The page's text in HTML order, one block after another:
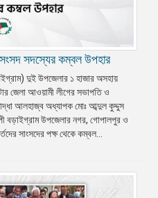
সংসদ সদস্যের কম্বল উপহার
দুই উপজেলার ১ হাজার অসহায়
জেলা আওয়ামী লীগের সভাপতি ও
আলহাজ্ব অধ্যাপক মোঃ আব্দুল কুদ্দুস
বড়াইগ্রাম উপজেলার নগর, গোপালপুর ও
সাংসদের পক্ষ থেকে কম্বল...